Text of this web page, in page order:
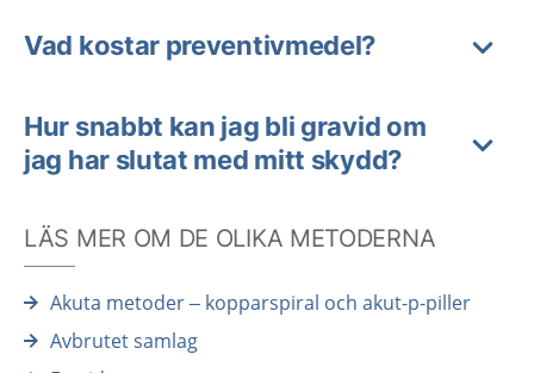
Vad kostar preventivmedel?
Hur snabbt kan jag bli gravid om
jag har slutat med mitt skydd?
LÄS MER OM DE OLIKA METODERNA
Akuta metoder – kopparspiral och akut-p-piller
Avbrutet samlag